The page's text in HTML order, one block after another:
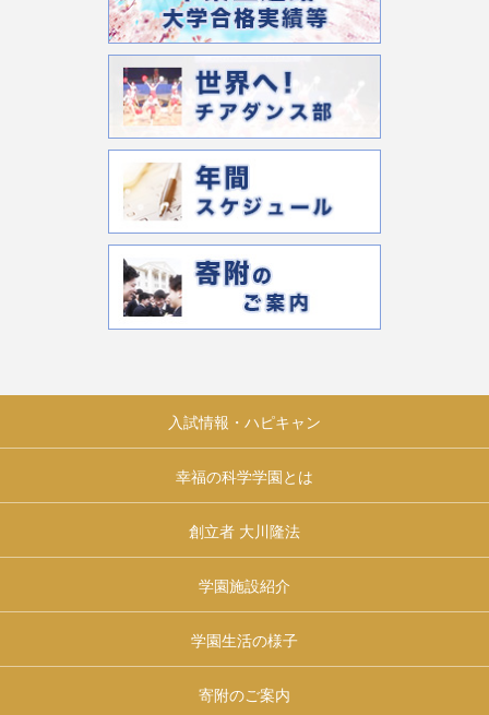
入試情報・ハピキャン
幸福の科学学園とは
創立者 大川隆法
学園施設紹介
学園生活の様子
寄附のご案内